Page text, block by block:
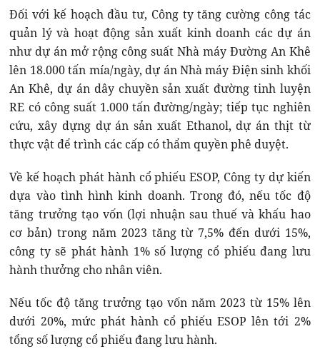
Đối với kế hoạch đầu tư, Công ty tăng cường công tác
quản lý và hoạt động sản xuất kinh doanh các dự án
như dự án mở rộng công suất Nhà máy Đường An Khê
lên 18.000 tấn mía/ngày, dự án Nhà máy Điện sinh khối
An Khê, dự án dây chuyền sản xuất đường tinh luyện
RE có công suất 1.000 tấn đường/ngày; tiếp tục nghiên
cứu, xây dựng dự án sản xuất Ethanol, dự án thịt từ
thực vật để trình các cấp có thẩm quyền phê duyệt.
Về kế hoạch phát hành cổ phiếu ESOP, Công ty dự kiến
dựa vào tình hình kinh doanh. Trong đó, nếu tốc độ
tăng trưởng tạo vốn (lợi nhuận sau thuế và khấu hao
cơ bản) trong năm 2023 tăng từ 7,5% đến dưới 15%,
công ty sẽ phát hành 1% số lượng cổ phiếu đang lưu
hành thưởng cho nhân viên.
Nếu tốc độ tăng trưởng tạo vốn năm 2023 từ 15% lên
dưới 20%, mức phát hành cổ phiếu ESOP lên tới 2%
tổng số lượng cổ phiếu đang lưu hành.